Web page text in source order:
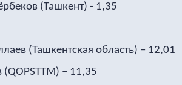
(Ташкент) - 1,35
(Ташкентская область) – 12,01
(QOPSTTM) – 11,35